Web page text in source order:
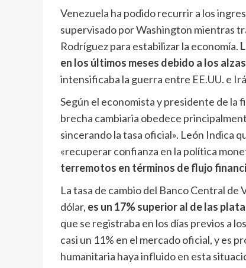
Venezuela ha podido recurrir a los
supervisado por Washington mientras
Rodríguez para estabilizar la economía.
en los últimos meses debido a los
intensificaba la guerra entre EE.UU. e
Según el economista y presidente de la
brecha cambiaria obedece
sincerando la tasa oficial». León Indica
«recuperar confianza en la política
terremotos en términos de flujo
La tasa de cambio del Banco Central de
dólar, es un 17% superior al de las
que se registraba en los días previos a
casi un 11% en el mercado oficial, y es
humanitaria haya influido en esta